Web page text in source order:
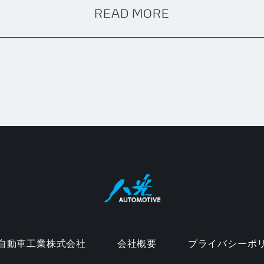
READ MORE
動車工業株式会社 会社概要 プライバシーポ